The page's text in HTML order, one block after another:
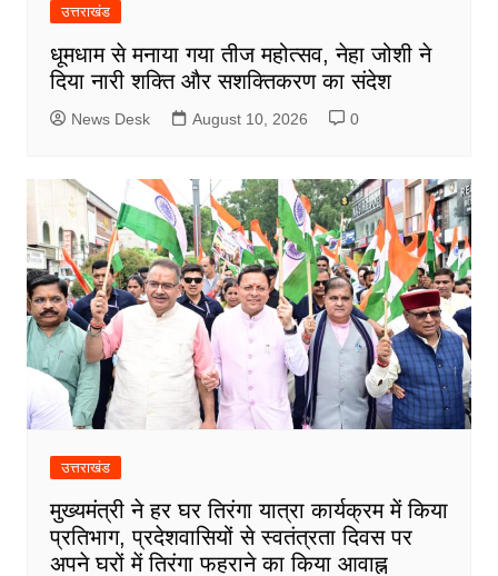
उत्तराखंड
धूमधाम से मनाया गया तीज महोत्सव, नेहा जोशी ने
दिया नारी शक्ति और सशक्तिकरण का संदेश
News Desk August 10, 2026 0
उत्तराखंड
मुख्यमंत्री ने हर घर तिरंगा यात्रा कार्यक्रम में किया
प्रतिभाग, प्रदेशवासियों से स्वतंत्रता दिवस पर
अपने घरों में तिरंगा फहराने का किया आवाह्न